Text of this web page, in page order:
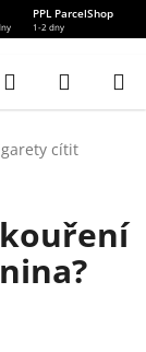
PPL ParcelShop
1-2 dny
Hledat
KOŠÍK
cítit